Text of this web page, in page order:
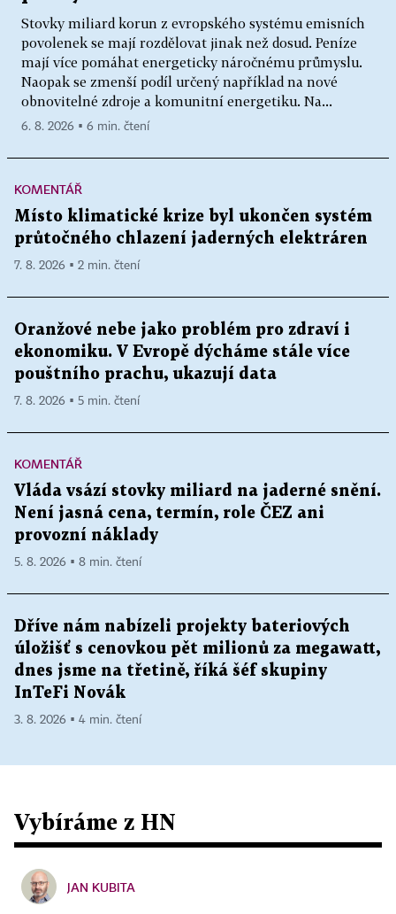
Stovky miliard korun z evropského systému emisních
povolenek se mají rozdělovat jinak než dosud. Peníze
mají více pomáhat energeticky náročnému průmyslu.
Naopak se zmenší podíl určený například na nové
obnovitelné zdroje a komunitní energetiku. Na...
6. 8. 2026 ▪ 6 min. čtení
KOMENTÁŘ
Místo klimatické krize byl ukončen systém
průtočného chlazení jaderných elektráren
7. 8. 2026 ▪ 2 min. čtení
Oranžové nebe jako problém pro zdraví i
ekonomiku. V Evropě dýcháme stále více
pouštního prachu, ukazují data
7. 8. 2026 ▪ 5 min. čtení
KOMENTÁŘ
Vláda vsází stovky miliard na jaderné snění.
Není jasná cena, termín, role ČEZ ani
provozní náklady
5. 8. 2026 ▪ 8 min. čtení
Dříve nám nabízeli projekty bateriových
úložišť s cenovkou pět milionů za megawatt,
dnes jsme na třetině, říká šéf skupiny
InTeFi Novák
3. 8. 2026 ▪ 4 min. čtení
Vybíráme z HN
JAN KUBITA